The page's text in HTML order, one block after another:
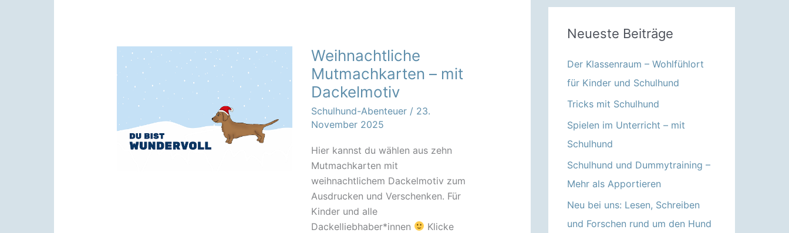
Weihnachtliche
Mutmachkarten – mit
Dackelmotiv
Schulhund-Abenteuer / 23.
November 2025
Hier kannst du wählen aus zehn
Mutmachkarten mit
weihnachtlichem Dackelmotiv zum
Ausdrucken und Verschenken. Für
Kinder und alle
Dackelliebhaber*innen
Klicke
Neueste Beiträge
Der Klassenraum – Wohlfühlort
für Kinder und Schulhund
Tricks mit Schulhund
Spielen im Unterricht – mit
Schulhund
Schulhund und Dummytraining –
Mehr als Apportieren
Neu bei uns: Lesen, Schreiben
und Forschen rund um den Hund